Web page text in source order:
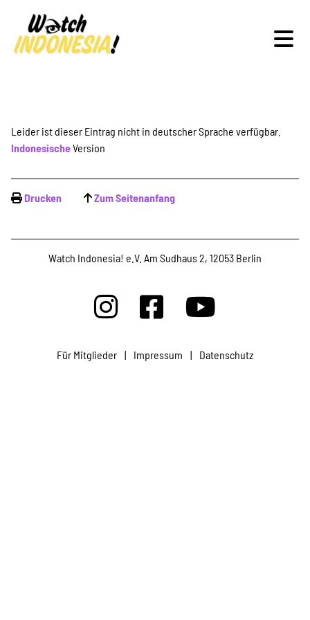
Schwerpunkte
Veranstaltungen
Publikationen
Projekte
Leider ist dieser Eintrag nicht in deutscher Sprache verfügbar.
IndonesischeVersion
Drucken Zum Seitenanfang
Watch Indonesia! e.V. Am Sudhaus 2, 12053 Berlin
Für Mitglieder | Impressum | Datenschutz